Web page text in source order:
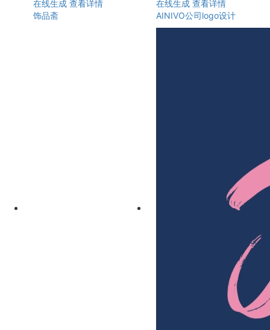
在线生成 查看详情
饰品斋
在线生成 查看详情
AINIVO公司logo设计